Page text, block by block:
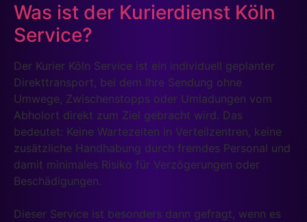
Was ist der Kurierdienst Köln
Service?
Der Kurier Köln Service ist ein individuell geplanter
Direkttransport, bei dem Ihre Sendung ohne
Umwege, Zwischenstopps oder Umladungen vom
Abholort direkt zum Ziel gebracht wird. Das
bedeutet: Keine Wartezeiten in Verteilzentren, keine
zusätzliche Handhabung durch fremdes Personal und
damit minimales Risiko für Verzögerungen oder
Beschädigungen.
Dieser Service ist besonders dann gefragt, wenn es